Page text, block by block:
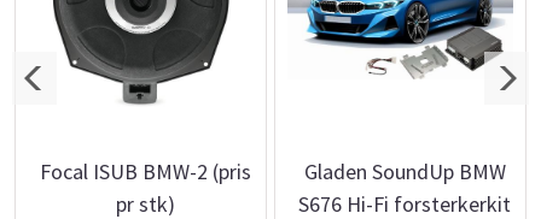
Focal ISUB BMW-2 (pris
pr stk)
Gladen SoundUp BMW
S676 Hi-Fi forsterkerkit